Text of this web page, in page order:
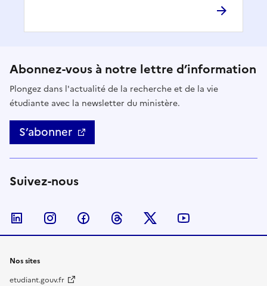
Abonnez-vous à notre lettre d’information
Plongez dans l'actualité de la recherche et de la vie
étudiante avec la newsletter du ministère.
S’abonner
Suivez-nous
Nous suivre sur LinkedIn
Nous suivre sur Instagram
Nous suivre sur Facebook
Nous suivre sur Threads
Nous suivre sur Twitter
Nos sites
etudiant.gouv.fr